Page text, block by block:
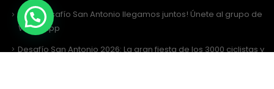
¡Al Desafío San Antonio llegamos juntos! Únete al grupo de
WhatsApp
Desafío San Antonio 2026: La gran fiesta de los 3000 ciclistas y